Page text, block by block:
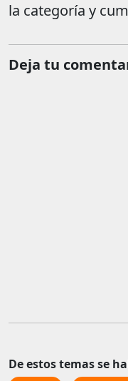
la categoría y
Deja tu
De estos temas se